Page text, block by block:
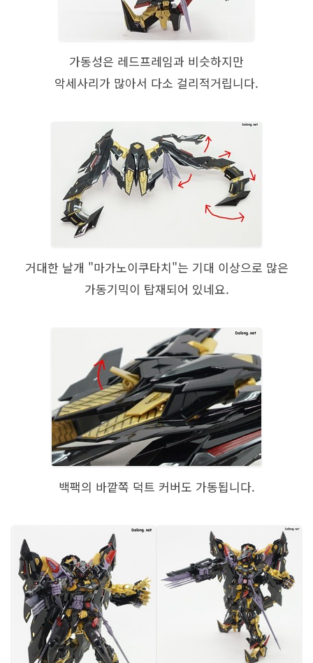
가동성은 레드프레임과 비슷하지만
악세사리가 많아서 다소 걸리적거립니다.
거대한 날개 "마가노이쿠타치"는 기대 이상으로 많은
가동기믹이 탑재되어 있네요.
백팩의 바깥쪽 덕트 커버도 가동됩니다.